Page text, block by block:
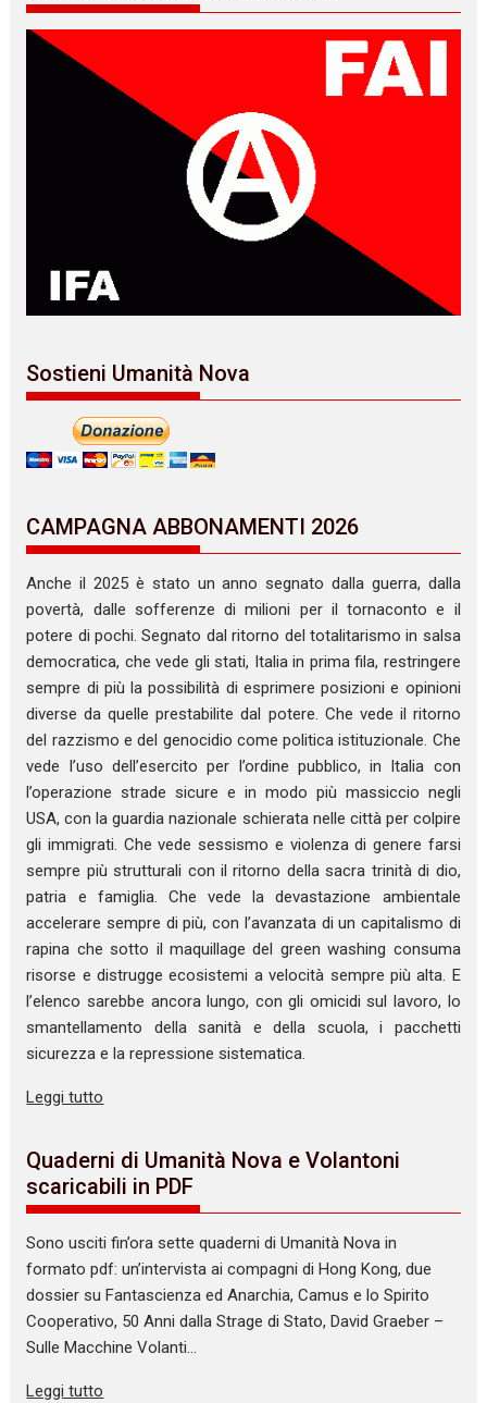
Sostieni Umanità Nova
CAMPAGNA ABBONAMENTI 2026
Anche il 2025 è stato un anno segnato dalla guerra, dalla
povertà, dalle sofferenze di milioni per il tornaconto e il
potere di pochi. Segnato dal ritorno del totalitarismo in salsa
democratica, che vede gli stati, Italia in prima fila, restringere
sempre di più la possibilità di esprimere posizioni e opinioni
diverse da quelle prestabilite dal potere. Che vede il ritorno
del razzismo e del genocidio come politica istituzionale. Che
vede l’uso dell’esercito per l’ordine pubblico, in Italia con
l’operazione strade sicure e in modo più massiccio negli
USA, con la guardia nazionale schierata nelle città per colpire
gli immigrati. Che vede sessismo e violenza di genere farsi
sempre più strutturali con il ritorno della sacra trinità di dio,
patria e famiglia. Che vede la devastazione ambientale
accelerare sempre di più, con l’avanzata di un capitalismo di
rapina che sotto il maquillage del green washing consuma
risorse e distrugge ecosistemi a velocità sempre più alta. E
l’elenco sarebbe ancora lungo, con gli omicidi sul lavoro, lo
smantellamento della sanità e della scuola, i pacchetti
sicurezza e la repressione sistematica.
Leggi tutto
Quaderni di Umanità Nova e Volantoni
scaricabili in PDF
Sono usciti fin’ora sette quaderni di Umanità Nova in
formato pdf: un’intervista ai compagni di Hong Kong, due
dossier su Fantascienza ed Anarchia, Camus e lo Spirito
Cooperativo, 50 Anni dalla Strage di Stato, David Graeber –
Sulle Macchine Volanti…
Leggi tutto